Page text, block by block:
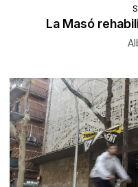
La Masó